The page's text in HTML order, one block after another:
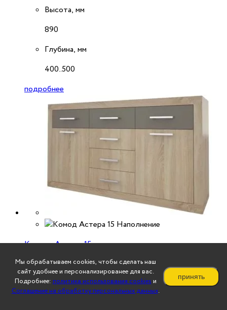
Высота, мм
890
Глубина, мм
400..500
подробнее
Комод «Астера-15»
24 260₽
Ширина, мм
Мы обрабатываем cookies, чтобы сделать наш
сайт удобнее и персонализированее для вас.
Подробнее:политика использования cookiesи
Соглашение на обработку персональных данных.
принять